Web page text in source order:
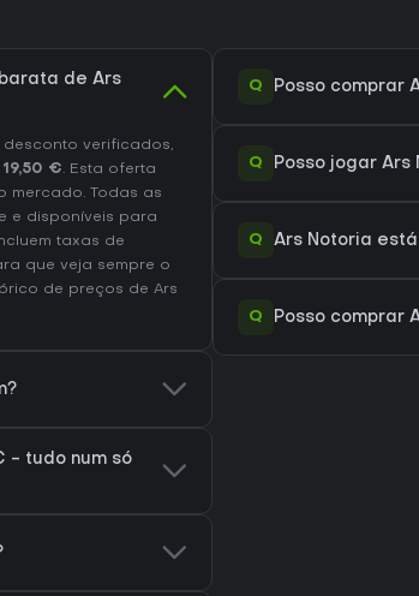
de Ars
verificados,
19,50 €. Esta oferta
mercado. Todas as
e disponíveis para
taxas de
que veja sempre o
de preços de Ars
- tudo num só
Q Posso comprar
Q Posso jogar Ars
Q Ars Notoria
Q Posso comprar